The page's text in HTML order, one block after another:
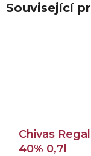
Související
Chivas
40% 0,7l